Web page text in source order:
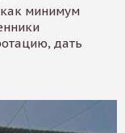
как минимум
дать